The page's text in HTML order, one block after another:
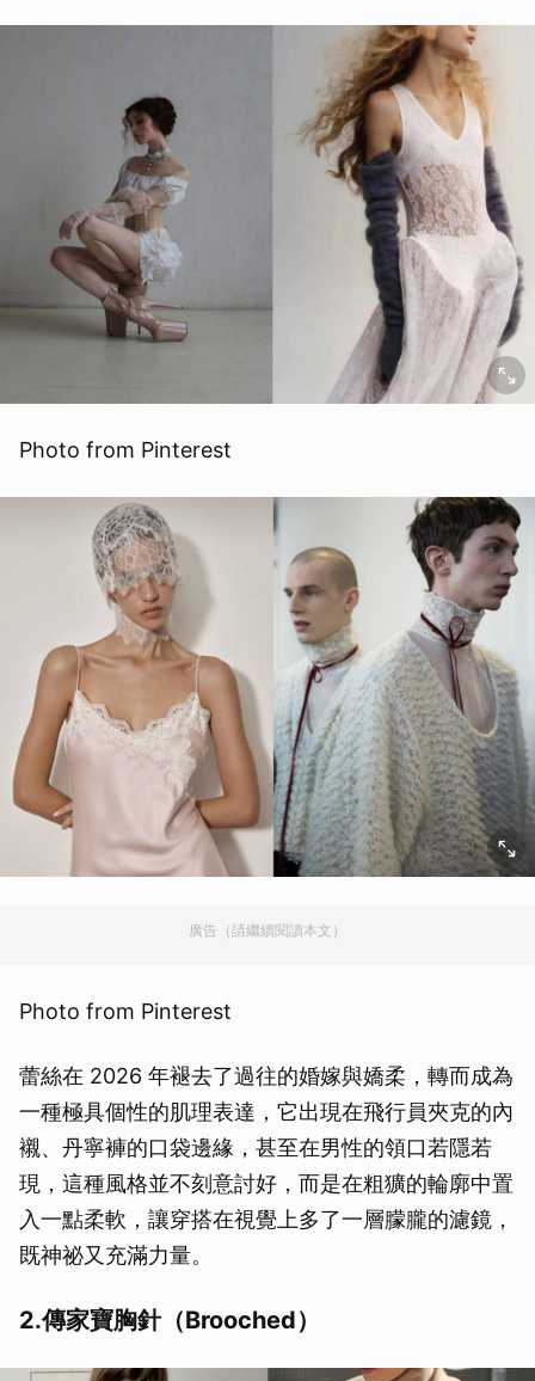
Photo from Pinterest
廣告（請繼續閱讀本文）
Photo from Pinterest
蕾絲在 2026 年褪去了過往的婚嫁與嬌柔，轉而成為
一種極具個性的肌理表達，它出現在飛行員夾克的內
襯、丹寧褲的口袋邊緣，甚至在男性的領口若隱若
現，這種風格並不刻意討好，而是在粗獷的輪廓中置
入一點柔軟，讓穿搭在視覺上多了一層朦朧的濾鏡，
既神祕又充滿力量。
2.傳家寶胸針（Brooched）